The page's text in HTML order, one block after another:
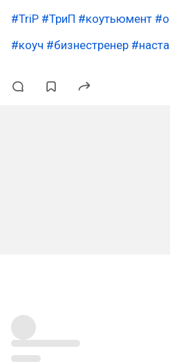
#TriP #ТриП #коутьюмент
#коуч #бизнестренер